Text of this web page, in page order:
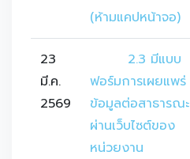
(ห้ามแคปหน้าจอ)
23
มี.ค.
2569
ฟอร์มการเผยแพร่
ข้อมูลต่อสาธารณะ
ผ่านเว็บไซต์ของ
หน่วยงาน